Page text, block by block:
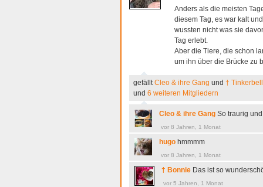
Anders als die meisten
diesem Tag, es war kalt
wussten nicht was sie
Tag erlebt.
Aber die Tiere, die schon
um ihn über die Brücke zu
gefälltCleo & ihre Gang und † Tinkerbell
und 6 weiteren Mitgliedern
Cleo & ihre Gang So traurig
vor 8 Jahren, 1 Monat
hugo hmmmm
vor 8 Jahren, 1 Monat
† Bonnie Das ist so
vor 5 Jahren, 1 Monat